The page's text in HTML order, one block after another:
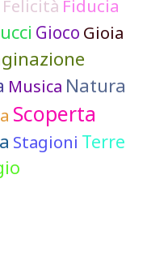
Felicità Fiducia
Gioco Gioia
Musica Natura
Scoperta
Stagioni Terre